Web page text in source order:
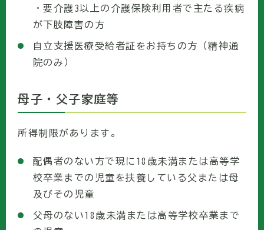
・要介護3以上の介護保険利用者で主たる疾病
が下肢障害の方
自立支援医療受給者証をお持ちの方（精神通
院のみ）
母子・父子家庭等
所得制限があります。
配偶者のない方で現に18歳未満または高等学
校卒業までの児童を扶養している父または母
及びその児童
父母のない18歳未満または高等学校卒業まで